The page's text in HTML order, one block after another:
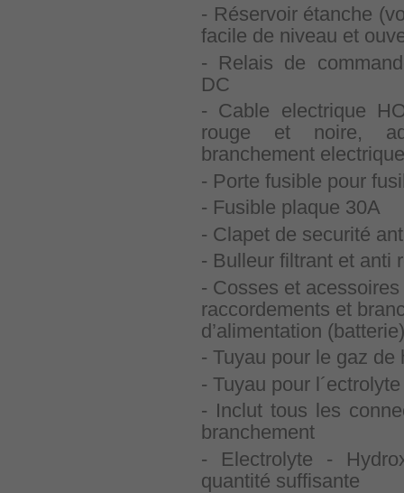
- Réservoir étanche
facile de niveau et
- Relais de
DC
- Cable electrique
rouge et noire,
branchement
- Porte fusible pour
- Fusible plaque 30A
- Clapet de securité
- Bulleur filtrant et anti
- Cosses et
raccordements et
d’alimentation
- Tuyau pour le gaz de
- Tuyau pour
- Inclut tous les
branchement
- Electrolyte -
quantité suffisante